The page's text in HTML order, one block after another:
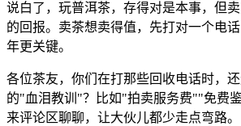
说白了，玩普洱茶，存得对是本事，但
的回报。卖茶想卖得值，先打对一个电
年更关键。
各位茶友，你们在打那些回收电话时，
的"血泪教训"？比如"拍卖服务费""免费
来评论区聊聊，让大伙儿都少走点弯路。